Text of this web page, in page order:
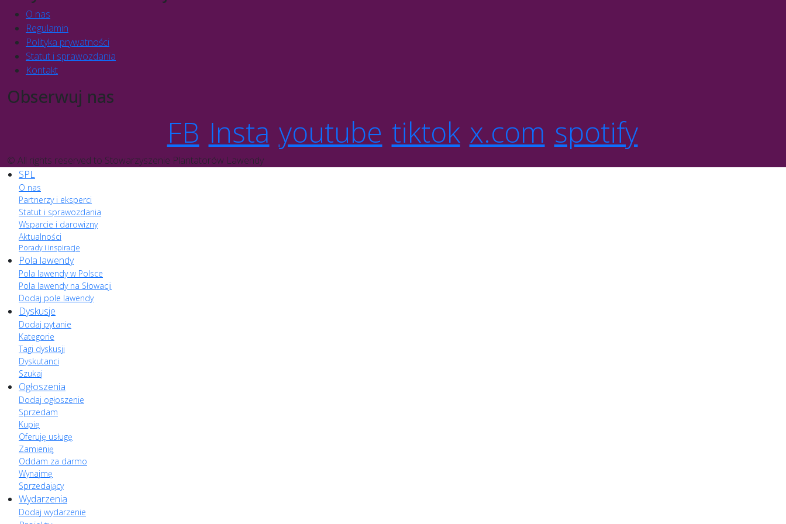
O nas
Regulamin
Polityka prywatności
Statut i sprawozdania
Kontakt
Obserwuj nas
FB Insta youtube tiktok x.com spotify
© All rights reserved to Stowarzyszenie Plantatorów Lawendy
SPL
O nas
Partnerzy i eksperci
Statut i sprawozdania
Wsparcie i darowizny
Aktualności
Porady i inspiracje
Pola lawendy
Pola lawendy w Polsce
Pola lawendy na Słowacji
Dodaj pole lawendy
Dyskusje
Dodaj pytanie
Kategorie
Tagi dyskusji
Dyskutanci
Szukaj
Ogłoszenia
Dodaj ogłoszenie
Sprzedam
Kupię
Oferuję usługę
Zamienię
Oddam za darmo
Wynajmę
Sprzedający
Wydarzenia
Dodaj wydarzenie